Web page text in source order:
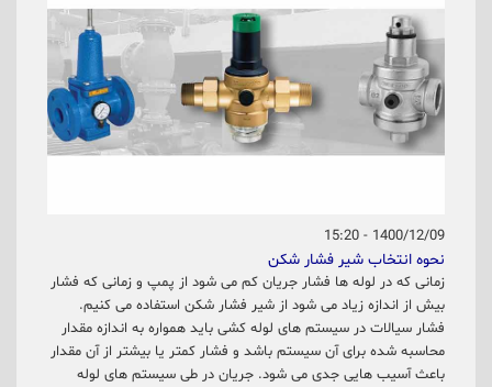
1400/12/09 - 15:20
نحوه انتخاب شیر فشار شکن
زمانی که در لوله ها فشار جریان کم می شود از پمپ و زمانی که فشار
بیش از اندازه زیاد می شود از شیر فشار شکن استفاده می کنیم.
فشار سیالات در سیستم های لوله کشی باید همواره به اندازه مقدار
محاسبه شده برای آن سیستم باشد و فشار کمتر یا بیشتر از آن مقدار
باعث آسیب هایی جدی می شود. جریان در طی سیستم های لوله